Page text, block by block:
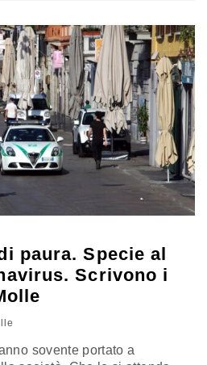
assai forti contro lo
paura. Specie al
Scrivono i
sovente portato a